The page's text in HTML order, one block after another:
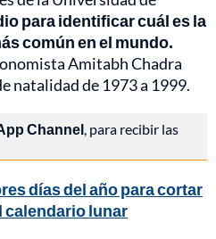
para identificar cuál es la
común en el mundo.
Amitabh Chadra
natalidad de 1973 a 1999.
Channel, para recibir las
días del año para cortar
calendario lunar